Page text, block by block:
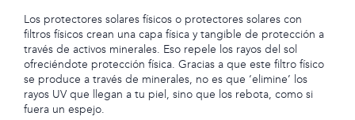
Los protectores solares físicos o protectores solares con
filtros físicos crean una capa física y tangible de protección a
través de activos minerales. Eso repele los rayos del sol
ofreciéndote protección física. Gracias a que este filtro físico
se produce a través de minerales, no es que ‘elimine’ los
rayos UV que llegan a tu piel, sino que los rebota, como si
fuera un espejo.